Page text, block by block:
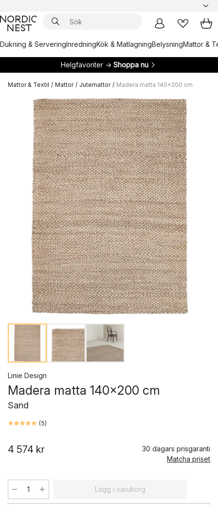
Dukning & ServeringInredningKök & MatlagningBelysningMattor &
Helgfavoriter → Shoppa nu
Mattor & Textil / Mattor / Jutemattor / Madera matta 140x200 cm
Linie Design
Madera matta 140x200 cm
Sand
(5)
4 574 kr
30 dagars prisgaranti
Matcha priset
Lägg i varukorg